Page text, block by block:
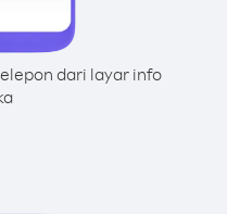
dari layar info